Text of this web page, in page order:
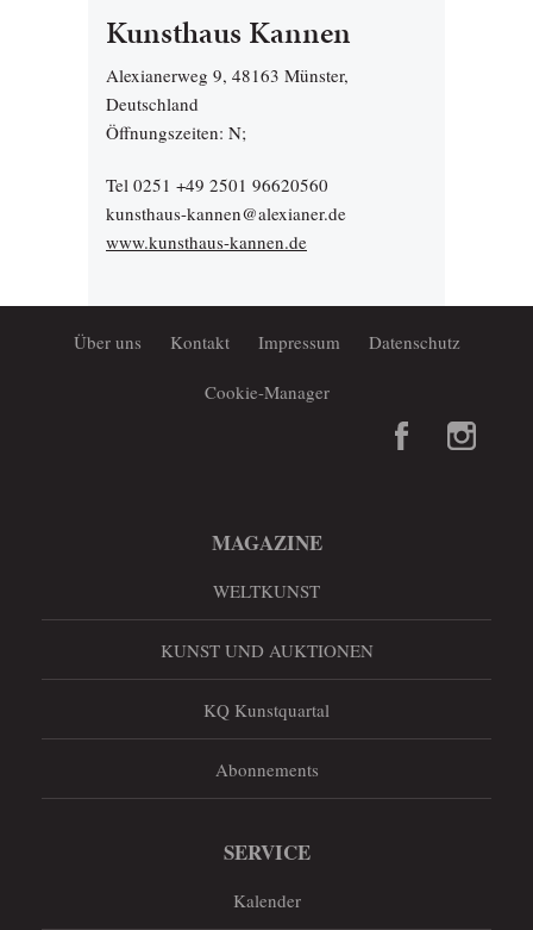
Kunsthaus Kannen
Alexianerweg 9, 48163 Münster,
Deutschland
Öffnungszeiten: N;
Tel 0251 +49 2501 96620560
kunsthaus-kannen@alexianer.de
www.kunsthaus-kannen.de
Über uns Kontakt Impressum Datenschutz
Cookie-Manager
MAGAZINE
WELTKUNST
KUNST UND AUKTIONEN
KQ Kunstquartal
Abonnements
SERVICE
Kalender